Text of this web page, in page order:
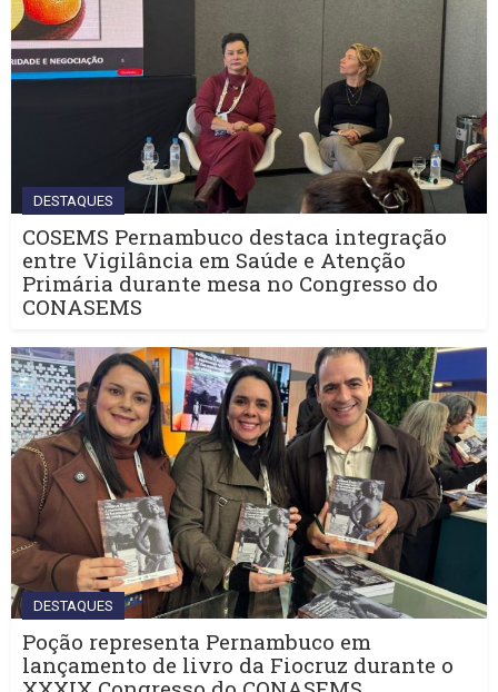
DESTAQUES
COSEMS Pernambuco destaca integração
entre Vigilância em Saúde e Atenção
Primária durante mesa no Congresso do
CONASEMS
DESTAQUES
Poção representa Pernambuco em
lançamento de livro da Fiocruz durante o